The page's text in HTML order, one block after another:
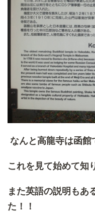
なんと高龍寺は函
これを見て始めて知
また英語の説明もあ
た！！